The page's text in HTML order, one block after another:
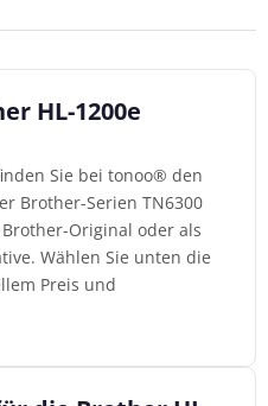
HL-1200e
Sie bei tonoo® den
Brother-Serien TN6300
Original oder als
Wählen Sie unten die
Preis und